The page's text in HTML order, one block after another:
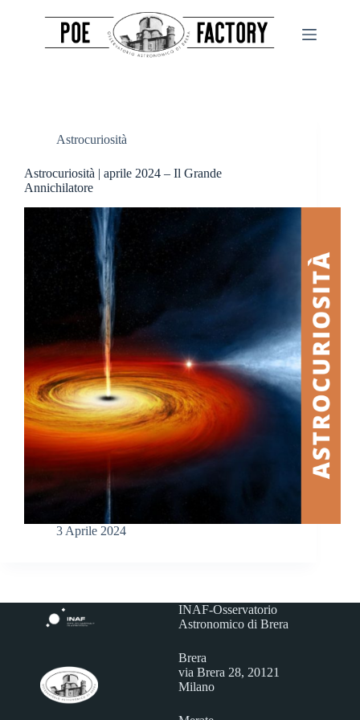
Astrocuriosità
Astrocuriosità | aprile 2024 – Il Grande
Annichilatore
3 Aprile 2024
INAF-Osservatorio
Astronomico di Brera
Brera
via Brera 28, 20121
Milano